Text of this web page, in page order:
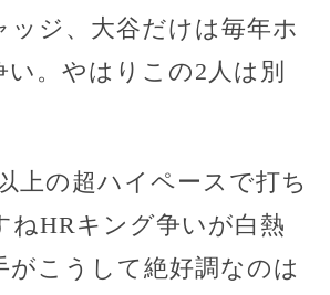
ッジ、大谷だけは毎年ホ
い。やはりこの2人は別
上の超ハイペースで打ち
ねHRキング争いが白熱
がこうして絶好調なのは